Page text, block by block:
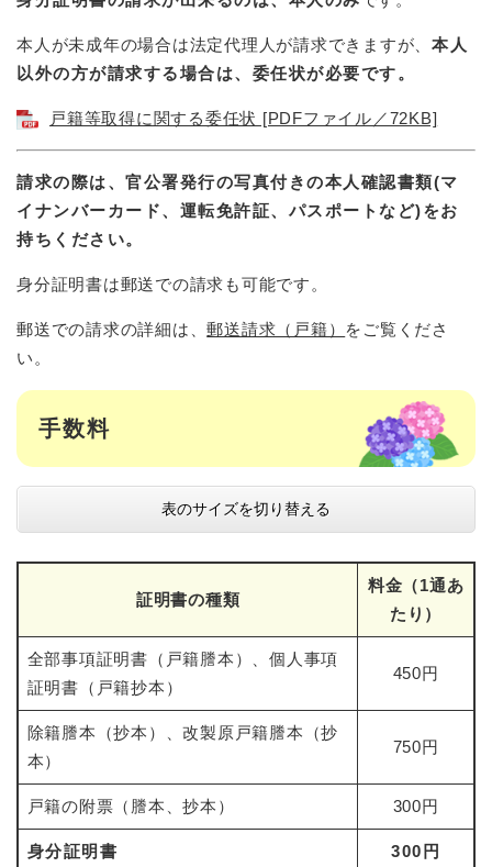
本人が未成年の場合は法定代理人が請求できますが、 本人
以外の方が請求する場合は、委任状が必要です。
戸籍等取得に関する委任状 [PDFファイル／72KB]
請求の際は、官公署発行の写真付きの本人確認書類(マ
イナンバーカード、運転免許証、パスポートなど)をお
持ちください。
身分証明書は郵送での請求も可能です。
郵送での請求の詳細は、郵送請求（戸籍）
をご覧くださ
い。
手数料
表のサイズを切り替える
証明書の種類
料金（1通あ
たり）
全部事項証明書（戸籍謄本）、個人事項
証明書（戸籍抄本）
450円
除籍謄本（抄本）、改製原戸籍謄本（抄
本）
750円
戸籍の附票（謄本、抄本） 300円
身分証明書 300円